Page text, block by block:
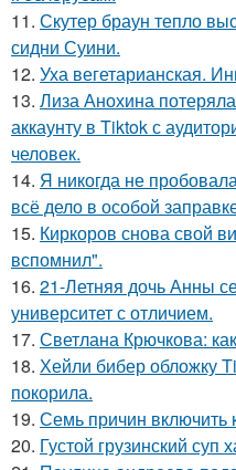
11. Скутер браун тепло
сидни Суини.
12. Уха вегетарианская.
13. Лиза Анохина
аккаунту в Tiktok с
человек.
14. Я никогда не
всё дело в особой
15. Киркоров снова свой
вспомнил".
16. 21-Летняя дочь Анны
университет с отличием.
17. Светлана Крючкова:
18. Хейли бибер обложку
покорила.
19. Семь причин включить
20. Густой грузинский суп